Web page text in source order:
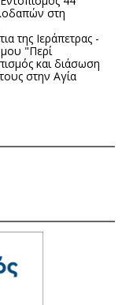
στη
της Ιεράπετρας -
"Περί
και διάσωση
στην Αγία